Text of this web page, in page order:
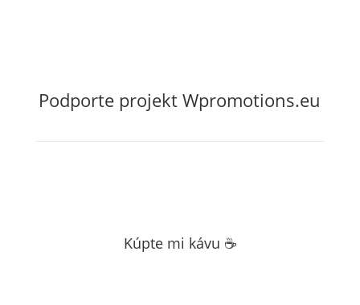
Podporte projekt Wpromotions.eu
Kúpte mi kávu ☕